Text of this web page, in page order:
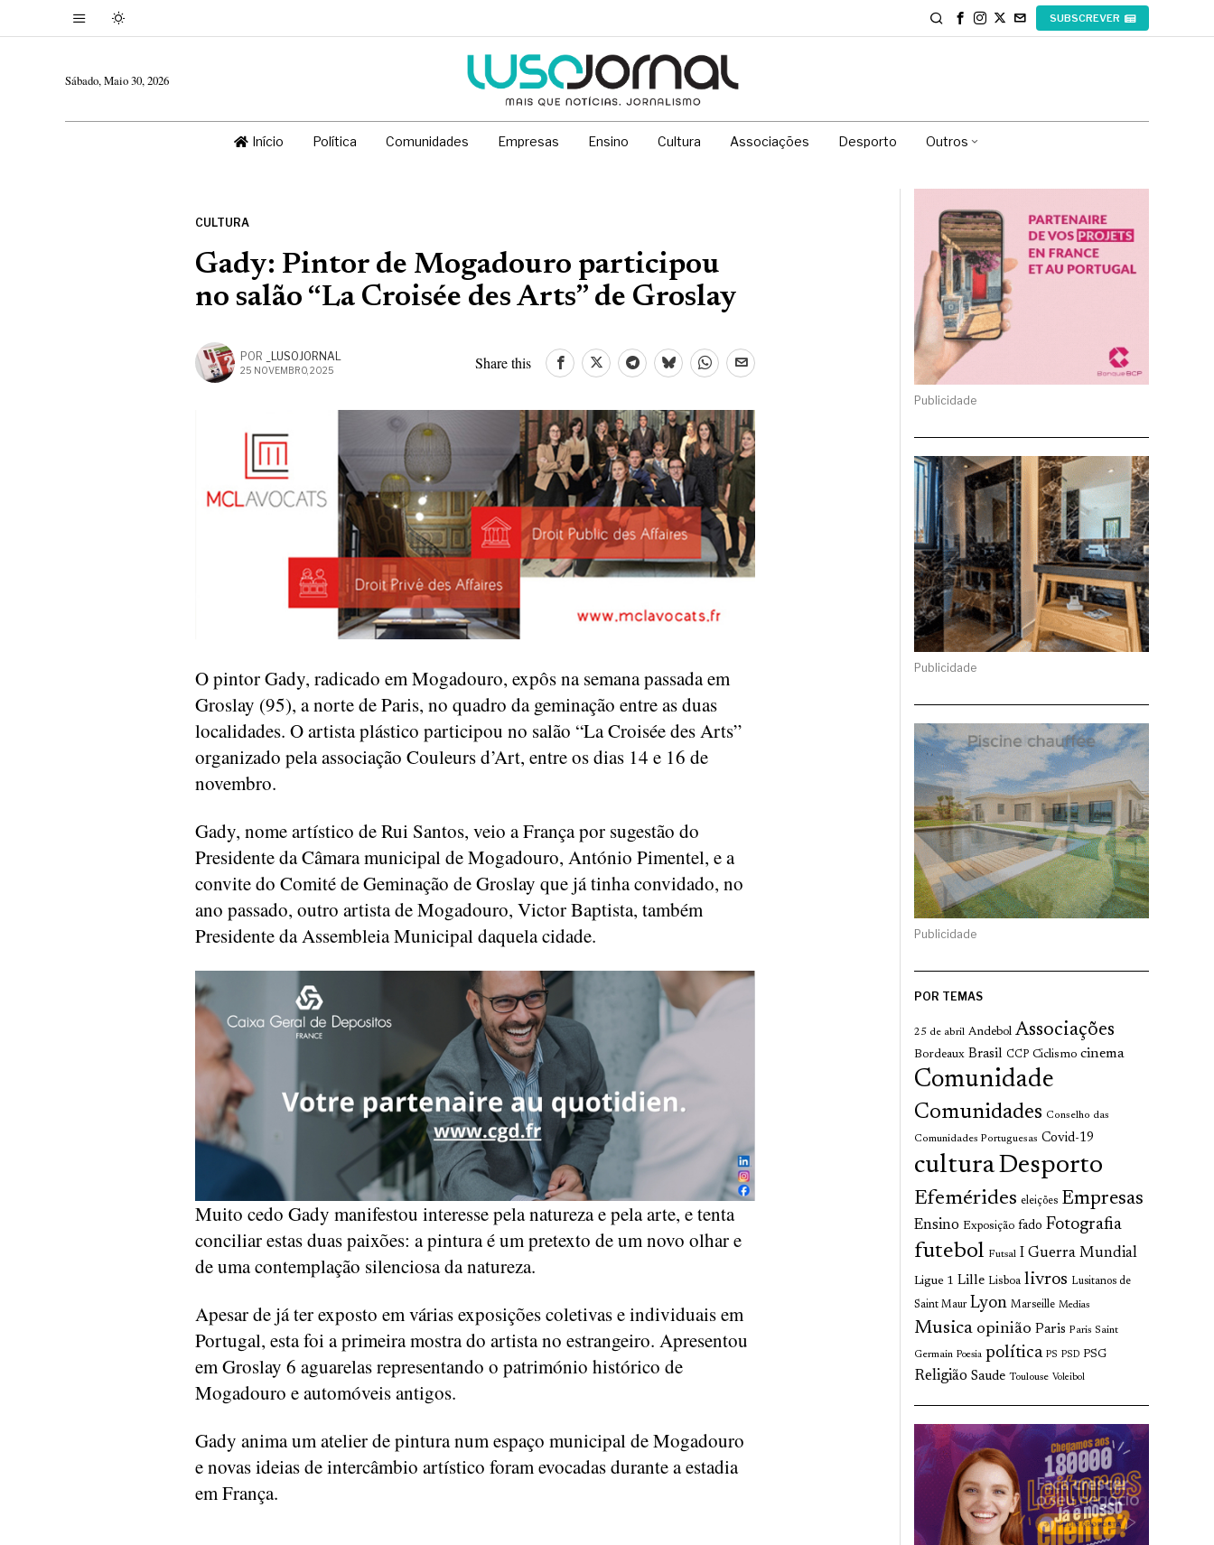
SUBSCREVER
Sábado, Maio 30, 2026
Início Política Comunidades Empresas Ensino Cultura Associações Desporto Outros
CULTURA
Gady: Pintor de Mogadouro participou
no salão “La Croisée des Arts” de Groslay
POR _LUSOJORNAL
25 NOVEMBRO, 2025 Share this
O pintor Gady, radicado em Mogadouro, expôs na semana passada em
Groslay (95), a norte de Paris, no quadro da geminação entre as duas
localidades. O artista plástico participou no salão “La Croisée des Arts”
organizado pela associação Couleurs d’Art, entre os dias 14 e 16 de
novembro.
Gady, nome artístico de Rui Santos, veio a França por sugestão do
Presidente da Câmara municipal de Mogadouro, António Pimentel, e a
convite do Comité de Geminação de Groslay que já tinha convidado, no
ano passado, outro artista de Mogadouro, Victor Baptista, também
Presidente da Assembleia Municipal daquela cidade.
Muito cedo Gady manifestou interesse pela natureza e pela arte, e tenta
conciliar estas duas paixões: a pintura é um pretexto de um novo olhar e
de uma contemplação silenciosa da natureza.
Apesar de já ter exposto em várias exposições coletivas e individuais em
Portugal, esta foi a primeira mostra do artista no estrangeiro. Apresentou
em Groslay 6 aguarelas representando o património histórico de
Mogadouro e automóveis antigos.
Gady anima um atelier de pintura num espaço municipal de Mogadouro
e novas ideias de intercâmbio artístico foram evocadas durante a estadia
em França.
Publicidade
Publicidade
Publicidade
POR TEMAS
25 de abril Andebol Associações
Bordeaux Brasil CCP Ciclismo cinema
Comunidade
Comunidades Conselho das
Comunidades Portuguesas Covid-19
culturaDesporto
Efemérides eleições Empresas
Ensino Exposição fado Fotografia
futebol Futsal I Guerra Mundial
Ligue 1 Lille Lisboa livros Lusitanos de
Saint Maur Lyon Marseille Medias
Musica opinião Paris Paris Saint
Germain Poesia política PS PSD PSG
Religião Saude Toulouse Voleibol